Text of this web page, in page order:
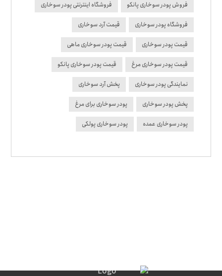
فروش پودر سوخاری پانکو فروشگاه اینترنتی پودر سوخاری
فروشگاه پودر سوخاری قیمت آرد سوخاری
قیمت پودر سوخاری قیمت پودر سوخاری ماهی
قیمت پودر سوخاری مرغ قیمت پودر سوخاری پانکو
نمایندگی پودر سوخاری پخش آرد سوخاری
پخش پودر سوخاری پودر سوخاری برای مرغ
پودر سوخاری عمده پودر سوخاری پولکی